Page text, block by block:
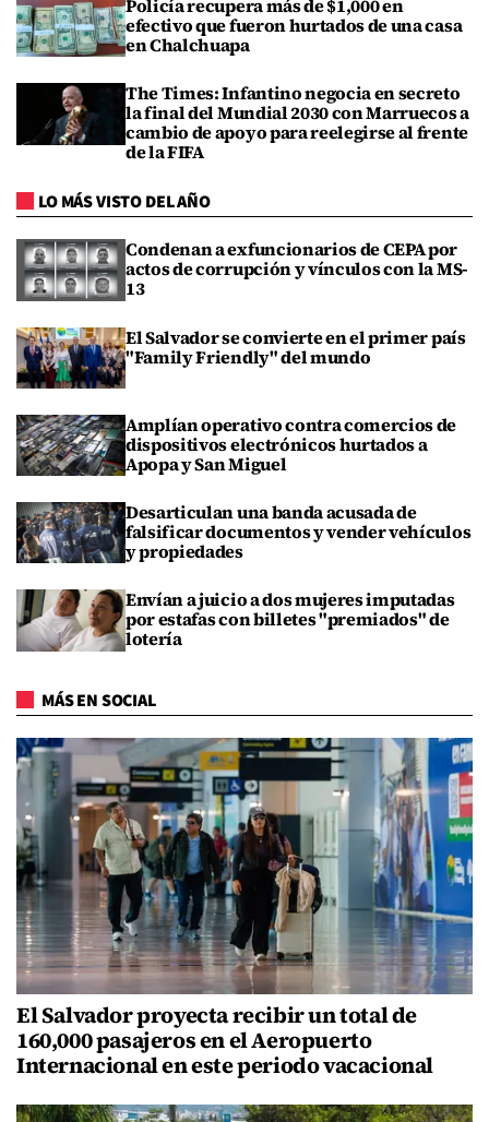
Policía recupera más de $1,000 en
efectivo que fueron hurtados de una casa
en Chalchuapa
The Times: Infantino negocia en secreto
la final del Mundial 2030 con Marruecos a
cambio de apoyo para reelegirse al frente
de la FIFA
LO MÁS VISTO DEL AÑO
Condenan a exfuncionarios de CEPA por
actos de corrupción y vínculos con la MS-
13
El Salvador se convierte en el primer país
"Family Friendly" del mundo
Amplían operativo contra comercios de
dispositivos electrónicos hurtados a
Apopa y San Miguel
Desarticulan una banda acusada de
falsificar documentos y vender vehículos
y propiedades
Envían a juicio a dos mujeres imputadas
por estafas con billetes "premiados" de
lotería
MÁS EN SOCIAL
El Salvador proyecta recibir un total de
160,000 pasajeros en el Aeropuerto
Internacional en este periodo vacacional